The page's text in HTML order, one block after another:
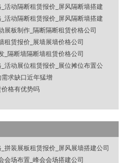
活动隔断租赁报价_屏风隔断墙搭建
活动隔断租赁报价_屏风隔断墙搭建
展板制作_隔断隔断租赁价格公司
租赁报价_展墙展墙价格公司
_隔断墙隔断墙租赁价格公司
活动展位租赁报价_展位摊位布置公
求缺口近年猛增
格有优势吗
拼装展板租赁报价_屏风展墙搭建公司
会场布置_峰会会场搭建公司